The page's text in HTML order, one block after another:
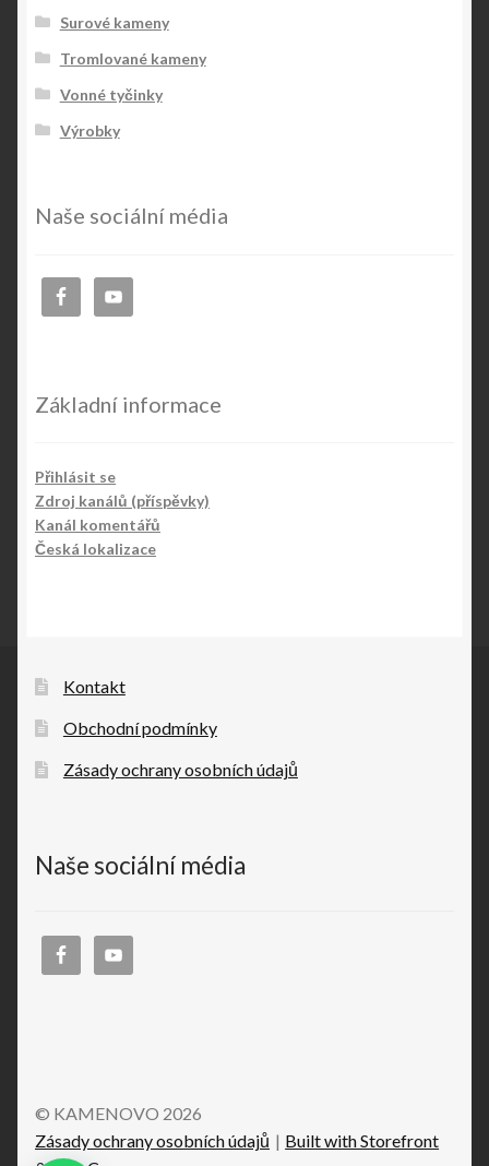
Surové kameny
Tromlované kameny
Vonné tyčinky
Výrobky
Naše sociální média
Základní informace
Přihlásit se
Zdroj kanálů (příspěvky)
Kanál komentářů
Česká lokalizace
Kontakt
Obchodní podmínky
Zásady ochrany osobních údajů
Naše sociální média
© KAMENOVO 2026
Zásady ochrany osobních údajů
Built with Storefront